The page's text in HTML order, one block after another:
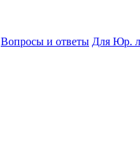
Вопросы и ответы Для Юр.